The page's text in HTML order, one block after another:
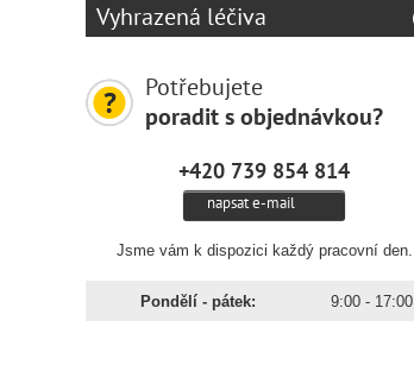
Vyhrazená léčiva
Potřebujete
poradit s objednávkou?
+420 739 854 814
napsat e-mail
Jsme vám k dispozici každý pracovní den.
Pondělí - pátek: 9:00 - 17:00